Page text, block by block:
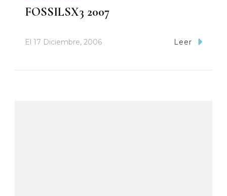
FOSSILSX3 2007
El 17 Diciembre, 2006 Leer